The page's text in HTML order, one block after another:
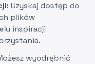
Uzyskaj dostęp do
plików
inspiracji
wyodrębnić